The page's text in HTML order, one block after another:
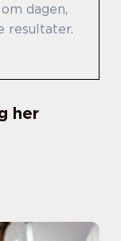
dagen,
resultater.
her